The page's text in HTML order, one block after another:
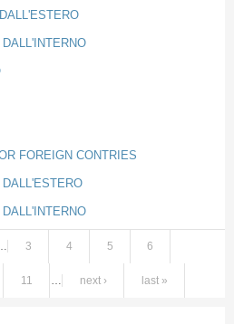
FOREIGN CONTRIES
3 4 5 6
11 … next › last »